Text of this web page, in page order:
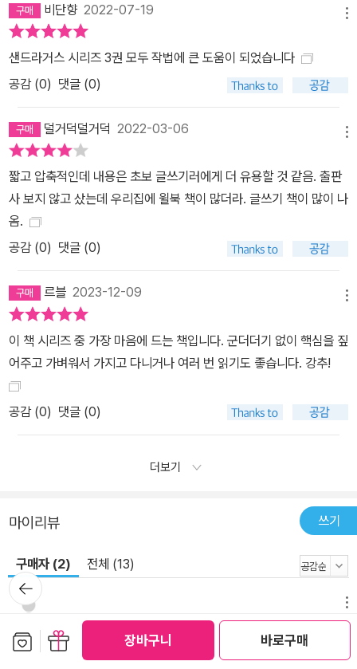
장바구니 바로구매
비단향2022-07-19
샌드라거스 시리즈 3권 모두 작법에 큰 도움이 되었습니다
공감 (0) 댓글 (0)
덜거덕덜거덕 2022-03-06
짧고 압축적인데 내용은 초보 글쓰기러에게 더 유용할 것 같음. 출판
사 보지 않고 샀는데 우리집에 윌북 책이 많더라. 글쓰기 책이 많이 나
옴.
공감 (0) 댓글 (0)
르블 2023-12-09
이 책 시리즈 중 가장 마음에 드는 책입니다. 군더더기 없이 핵심을 짚
어주고 가벼워서 가지고 다니거나 여러 번 읽기도 좋습니다. 강추!
공감 (0) 댓글 (0)
더보기
마이리뷰 쓰기
구매자 (2) 전체 (13)
올립2022-02-27
뒤로가
기